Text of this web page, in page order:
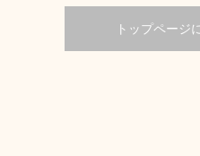
トップページ